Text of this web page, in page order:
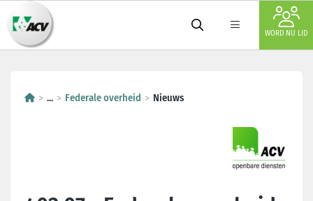
WORD NU LID
... Federale overheid Nieuws